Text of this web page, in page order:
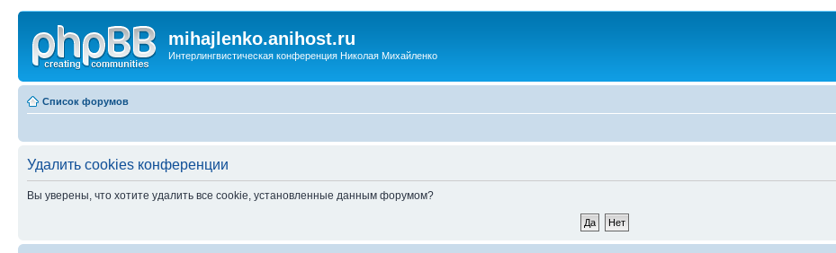
mihajlenko.anihost.ru
Интерлингвистическая конференция Николая Михайленко
Список форумов
Удалить cookies конференции
Вы уверены, что хотите удалить все cookie, установленные данным форумом?